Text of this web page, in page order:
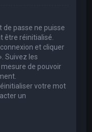
de passe ne puisse
être réinitialisé.
et cliquer
Suivez les
de pouvoir
votre mot
un